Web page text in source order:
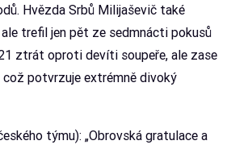
Hvězda Srbů Milijaševič také
trefil jen pět ze sedmnácti pokusů
ztrát oproti devíti soupeře, ale zase
což potvrzuje extrémně divoký
týmu): „Obrovská gratulace a